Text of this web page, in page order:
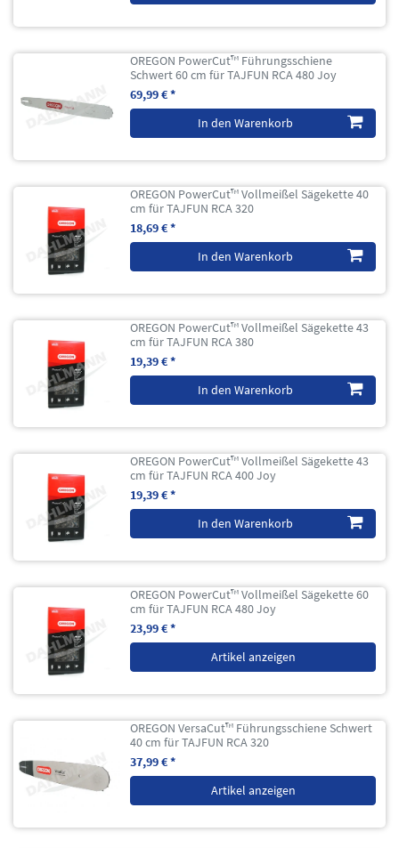
OREGON PowerCut™ Führungsschiene
Schwert 60 cm für TAJFUN RCA 480 Joy
69,99 € *
In den Warenkorb
OREGON PowerCut™ Vollmeißel Sägekette 40
cm für TAJFUN RCA 320
18,69 € *
In den Warenkorb
OREGON PowerCut™ Vollmeißel Sägekette 43
cm für TAJFUN RCA 380
19,39 € *
In den Warenkorb
OREGON PowerCut™ Vollmeißel Sägekette 43
cm für TAJFUN RCA 400 Joy
19,39 € *
In den Warenkorb
OREGON PowerCut™ Vollmeißel Sägekette 60
cm für TAJFUN RCA 480 Joy
23,99 € *
Artikel anzeigen
OREGON VersaCut™ Führungsschiene Schwert
40 cm für TAJFUN RCA 320
37,99 € *
Artikel anzeigen